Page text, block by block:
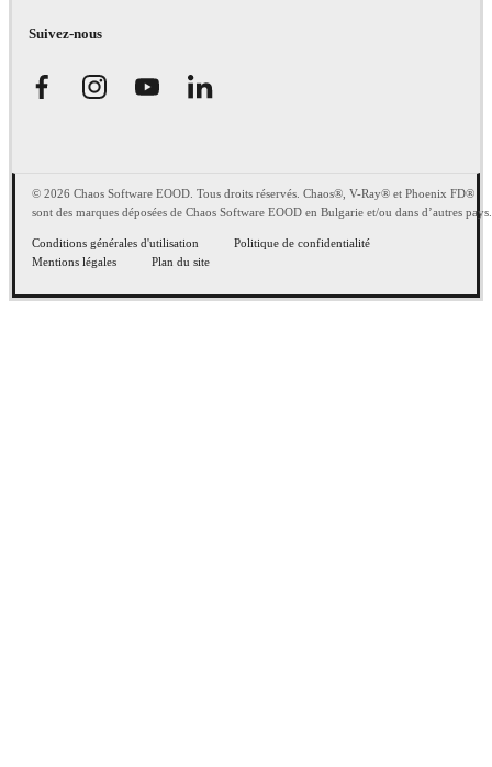
Suivez-nous
© 2026 Chaos Software EOOD. Tous droits réservés. Chaos®, V-Ray® et Phoenix FD®
sont des marques déposées de Chaos Software EOOD en Bulgarie et/ou dans d’autres pays.
Conditions générales d'utilisation
Politique de confidentialité
Mentions légales
Plan du site